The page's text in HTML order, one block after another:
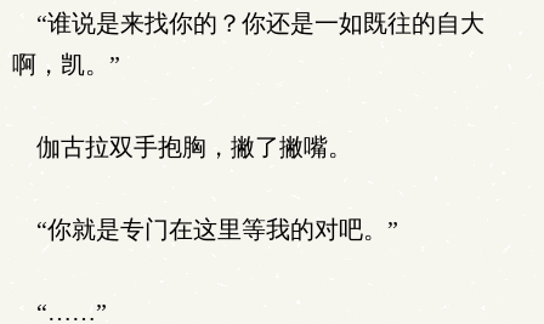
“谁说是来找你的？你还是一如既往的自大
啊，凯。”
伽古拉双手抱胸，撇了撇嘴。
“你就是专门在这里等我的对吧。”
“……”